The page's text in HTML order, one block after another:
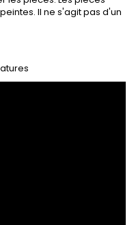
Il ne s'agit pas d'un